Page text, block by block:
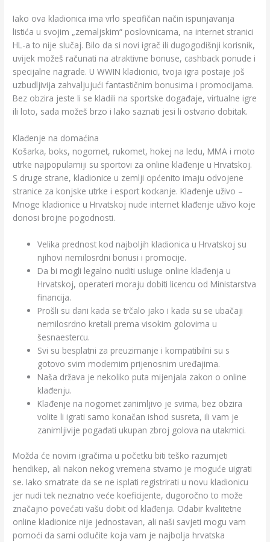
Iako ova kladionica ima vrlo specifičan način ispunjavanja
listića u svojim „zemaljskim“ poslovnicama, na internet stranici
HL-a to nije slučaj. Bilo da si novi igrač ili dugogodišnji korisnik,
uvijek možeš računati na atraktivne bonuse, cashback ponude i
specijalne nagrade. U WWIN kladionici, tvoja igra postaje još
uzbudljivija zahvaljujući fantastičnim bonusima i promocijama.
Bez obzira jeste li se kladili na sportske događaje, virtualne igre
ili loto, sada možeš brzo i lako saznati jesi li ostvario dobitak.
Klađenje na domaćina
Košarka, boks, nogomet, rukomet, hokej na ledu, MMA i moto
utrke najpopularniji su sportovi za online klađenje u Hrvatskoj.
S druge strane, kladionice u zemlji općenito imaju odvojene
stranice za konjske utrke i esport kockanje. Klađenje uživo –
Mnoge kladionice u Hrvatskoj nude internet klađenje uživo koje
donosi brojne pogodnosti.
Velika prednost kod najboljih kladionica u Hrvatskoj su
njihovi nemilosrdni bonusi i promocije.
Da bi mogli legalno nuditi usluge online klađenja u
Hrvatskoj, operateri moraju dobiti licencu od Ministarstva
financija.
Prošli su dani kada se trčalo jako i kada su se ubačaji
nemilosrdno kretali prema visokim golovima u
šesnaestercu.
Svi su besplatni za preuzimanje i kompatibilni su s
gotovo svim modernim prijenosnim uređajima.
Naša država je nekoliko puta mijenjala zakon o online
klađenju.
Klađenje na nogomet zanimljivo je svima, bez obzira
volite li igrati samo konačan ishod susreta, ili vam je
zanimljivije pogađati ukupan zbroj golova na utakmici.
Možda će novim igračima u početku biti teško razumjeti
hendikep, ali nakon nekog vremena stvarno je moguće uigrati
se. Iako smatrate da se ne isplati registrirati u novu kladionicu
jer nudi tek neznatno veće koeficijente, dugoročno to može
značajno povećati vašu dobit od klađenja. Odabir kvalitetne
online kladionice nije jednostavan, ali naši savjeti mogu vam
pomoći da sami odlučite koja vam je najbolja hrvatska